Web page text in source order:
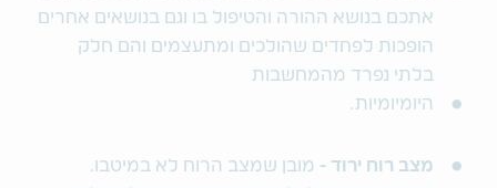
אתכם בנושא ההורה והטיפול בו וגם בנושאים אחרים
הופכות לפחדים שהולכים ומתעצמים והם חלק
בלתי נפרד מהמחשבות
היומיומיות.
מצב רוח ירוד - מובן שמצב הרוח לא במיטבו.